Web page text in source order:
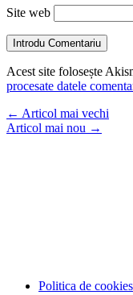
Site web
Introdu Comentariu
Acest site folosește
procesate datele
← Articol mai vechi
Articol mai nou →
Politica de cookies